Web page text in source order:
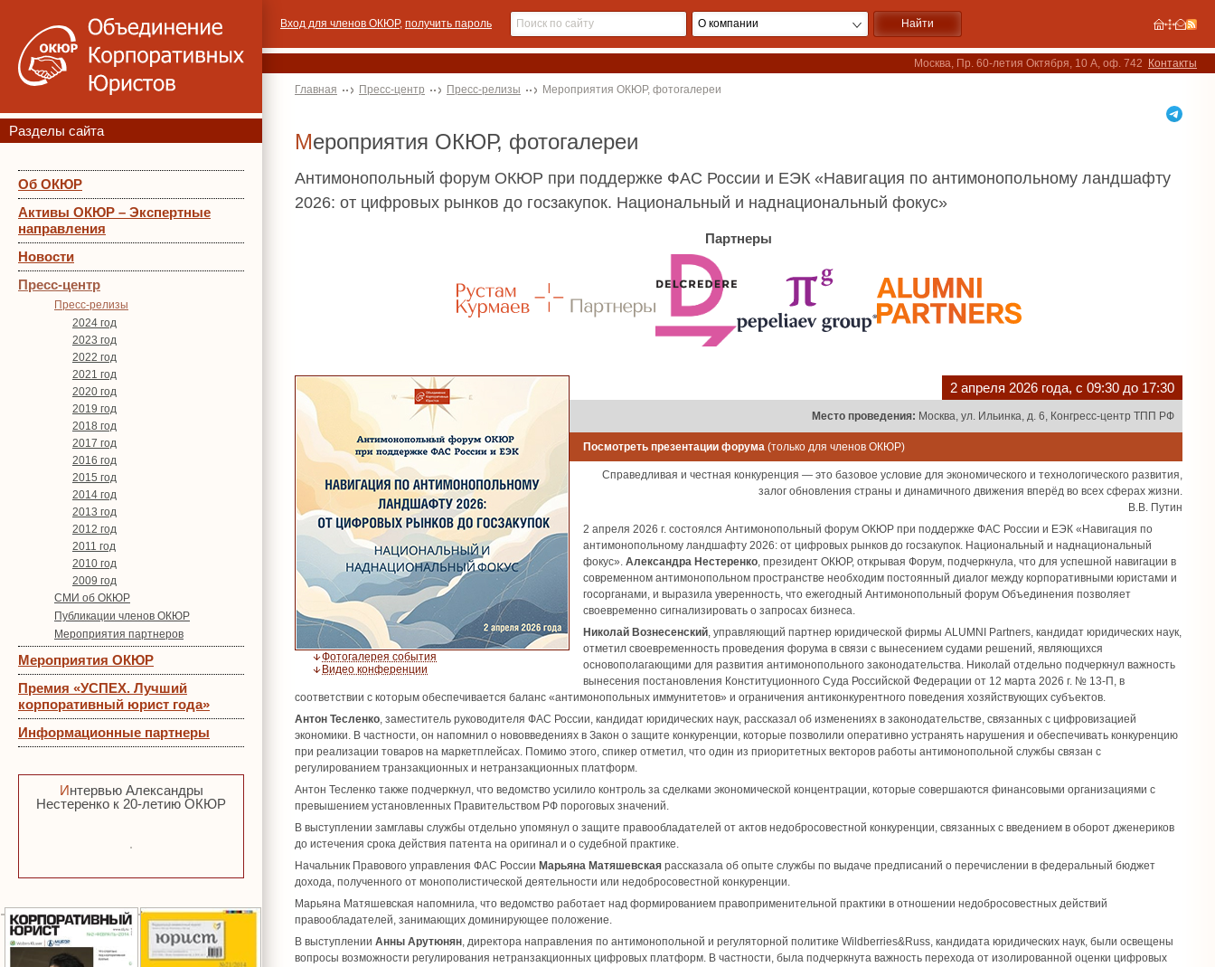
Разделы сайта
Об ОКЮР
Активы ОКЮР – Экспертные
направления
Новости
Пресс-центр
Пресс-релизы
2024 год
2023 год
2022 год
2021 год
2020 год
2019 год
2018 год
2017 год
2016 год
2015 год
2014 год
2013 год
2012 год
2011 год
2010 год
2009 год
СМИ об ОКЮР
Публикации членов ОКЮР
Мероприятия партнеров
Мероприятия ОКЮР
Премия «УСПЕХ. Лучший
корпоративный юрист года»
Информационные партнеры
Интервью Александры
Нестеренко к 20-летию ОКЮР
Вход для членов ОКЮР, получить пароль
Москва, Пр. 60-летия Октября, 10 А, оф. 742 Контакты
Главная Пресс-центр Пресс-релизы Мероприятия ОКЮР, фотогалереи
Мероприятия ОКЮР, фотогалереи
Антимонопольный форум ОКЮР при поддержке ФАС России и ЕЭК «Навигация по антимонопольному ландшафту
2026: от цифровых рынков до госзакупок. Национальный и наднациональный фокус»
Партнеры
Фотогалерея события
Видео конференции
2 апреля 2026 года, с 09:30 до 17:30
Место проведения: Москва, ул. Ильинка, д. 6, Конгресс-центр ТПП РФ
Посмотреть презентации форума (только для членов ОКЮР)
Справедливая и честная конкуренция — это базовое условие для экономического и технологического развития,
залог обновления страны и динамичного движения вперёд во всех сферах жизни.
В.В. Путин
2 апреля 2026 г. состоялся Антимонопольный форум ОКЮР при поддержке ФАС России и ЕЭК «Навигация по
антимонопольному ландшафту 2026: от цифровых рынков до госзакупок. Национальный и наднациональный
фокус». Александра Нестеренко, президент ОКЮР, открывая Форум, подчеркнула, что для успешной навигации в
современном антимонопольном пространстве необходим постоянный диалог между корпоративными юристами и
госорганами, и выразила уверенность, что ежегодный Антимонопольный форум Объединения позволяет
своевременно сигнализировать о запросах бизнеса.
Николай Вознесенский, управляющий партнер юридической фирмы ALUMNI Partners, кандидат юридических наук,
отметил своевременность проведения форума в связи с вынесением судами решений, являющихся
основополагающими для развития антимонопольного законодательства. Николай отдельно подчеркнул важность
вынесения постановления Конституционного Суда Российской Федерации от 12 марта 2026 г. № 13-П, в
соответствии с которым обеспечивается баланс «антимонопольных иммунитетов» и ограничения антиконкурентного поведения хозяйствующих субъектов.
Антон Тесленко, заместитель руководителя ФАС России, кандидат юридических наук, рассказал об изменениях в законодательстве, связанных с цифровизацией
экономики. В частности, он напомнил о нововведениях в Закон о защите конкуренции, которые позволили оперативно устранять нарушения и обеспечивать конкуренцию
при реализации товаров на маркетплейсах. Помимо этого, спикер отметил, что один из приоритетных векторов работы антимонопольной службы связан с
регулированием транзакционных и нетранзакционных платформ.
Антон Тесленко также подчеркнул, что ведомство усилило контроль за сделками экономической концентрации, которые совершаются финансовыми организациями с
превышением установленных Правительством РФ пороговых значений.
В выступлении замглавы службы отдельно упомянул о защите правообладателей от актов недобросовестной конкуренции, связанных с введением в оборот дженериков
до истечения срока действия патента на оригинал и о судебной практике.
Начальник Правового управления ФАС России Марьяна Матяшевская рассказала об опыте службы по выдаче предписаний о перечислении в федеральный бюджет
дохода, полученного от монополистической деятельности или недобросовестной конкуренции.
Марьяна Матяшевская напомнила, что ведомство работает над формированием правоприменительной практики в отношении недобросовестных действий
правообладателей, занимающих доминирующее положение.
В выступлении Анны Арутюнян, директора направления по антимонопольной и регуляторной политике Wildberries&Russ, кандидата юридических наук, были освещены
вопросы возможности регулирования нетранзакционных цифровых платформ. В частности, была подчеркнута важность перехода от изолированной оценки цифровых